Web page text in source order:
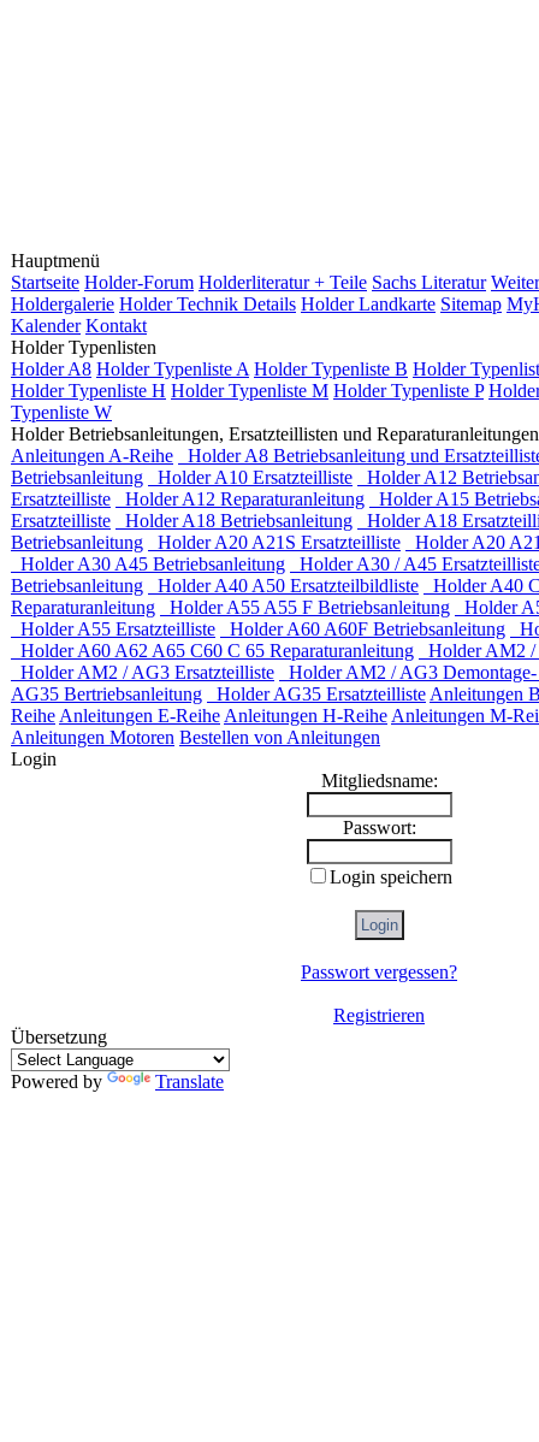
Hauptmenü
Startseite Holder-Forum Holderliteratur + Teile Sachs Literatur
Holdergalerie Holder Technik Details Holder Landkarte Sitemap
Kalender Kontakt
Holder Typenlisten
Holder A8 Holder Typenliste A Holder Typenliste B Holder
Holder Typenliste H Holder Typenliste M Holder Typenliste P
Typenliste W
Holder Betriebsanleitungen, Ersatzteillisten und Reparaturanleitungen
Anleitungen A-Reihe
Holder A8 Betriebsanleitung und
Betriebsanleitung
Holder A10 Ersatzteilliste
Holder A12
Ersatzteilliste
Holder A12 Reparaturanleitung
Holder A15
Ersatzteilliste
Holder A18 Betriebsanleitung
Holder A18
Betriebsanleitung
Holder A20 A21S Ersatzteilliste
Holder A20
Holder A30 A45 Betriebsanleitung
Holder A30 / A45
Betriebsanleitung
Holder A40 A50 Ersatzteilbildliste
Holder A40
Reparaturanleitung
Holder A55 A55 F Betriebsanleitung
Holder
Holder A55 Ersatzteilliste
Holder A60 A60F Betriebsanleitung
Holder A60 A62 A65 C60 C 65 Reparaturanleitung
Holder AM2 /
Holder AM2 / AG3 Ersatzteilliste
Holder AM2 / AG3
AG35 Bertriebsanleitung
Holder AG35 Ersatzteilliste Anleitungen
Reihe Anleitungen E-Reihe Anleitungen H-Reihe Anleitungen M-
Anleitungen Motoren Bestellen von Anleitungen
Login
Mitgliedsname:
Passwort:
Login speichern
Passwort vergessen?
Registrieren
Übersetzung
Powered by Translate